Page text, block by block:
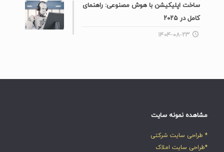
ساخت اپلیکیشن با هوش مصنوعی: راهنمای
کامل در ۲۰۲۵
۱۴۰۴-۰۸-۲۳
مشاهده نمونه سایت
* طراحی سایت شرکتی
*طراحی سایت املاک